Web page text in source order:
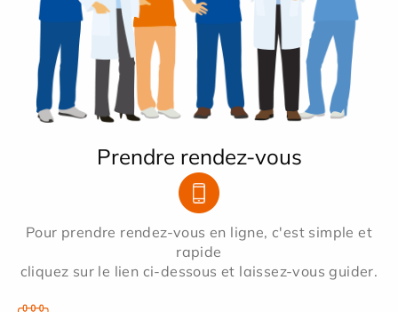
Prendre rendez-vous
Pour prendre rendez-vous en ligne, c'est simple et
rapide
cliquez sur le lien ci-dessous et laissez-vous guider.